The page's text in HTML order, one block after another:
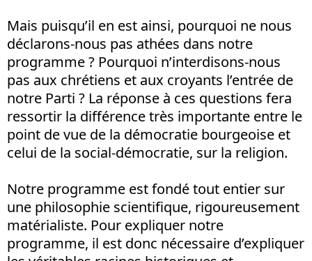
Mais puisqu’il en est ainsi, pourquoi ne nous
déclarons-nous pas athées dans notre
programme ? Pourquoi n’interdisons-nous
pas aux chrétiens et aux croyants l’entrée de
notre Parti ? La réponse à ces questions fera
ressortir la différence très importante entre le
point de vue de la démocratie bourgeoise et
celui de la social-démocratie, sur la religion.
Notre programme est fondé tout entier sur
une philosophie scientifique, rigoureusement
matérialiste. Pour expliquer notre
programme, il est donc nécessaire d’expliquer